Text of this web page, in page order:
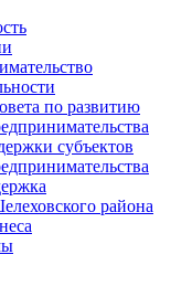
по развитию
субъектов
района